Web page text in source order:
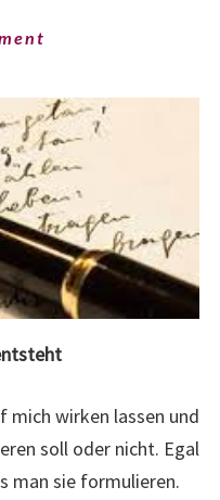
mich wirken lassen und
soll oder nicht. Egal
man sie formulieren.